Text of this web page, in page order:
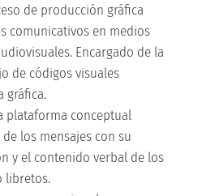
de producción gráfica
comunicativos en medios
Encargado de la
de códigos visuales
gráfica.
plataforma conceptual
los mensajes con su
y el contenido verbal de los
libretos.